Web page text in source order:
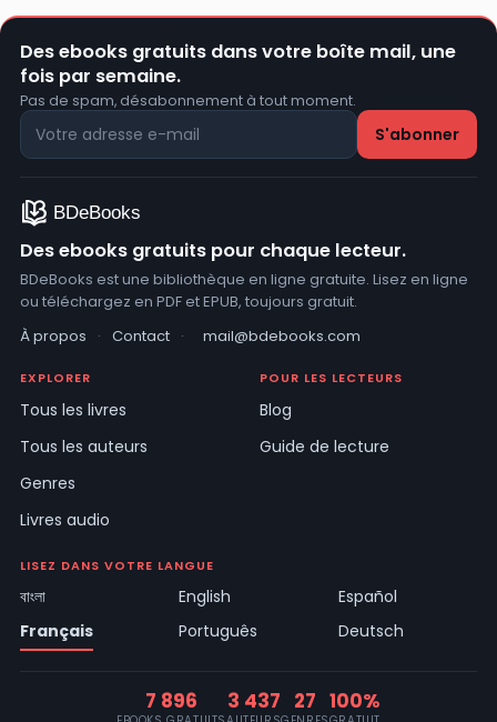
Des ebooks gratuits dans votre boîte mail, une
fois par semaine.
Pas de spam, désabonnement à tout moment.
Des ebooks gratuits pour chaque lecteur.
BDeBooks est une bibliothèque en ligne gratuite. Lisez en ligne
ou téléchargez en PDF et EPUB, toujours gratuit.
À propos
· Contact · mail@bdebooks.com
EXPLORER
Tous les livres
Tous les auteurs
Genres
Livres audio
POUR LES LECTEURS
Blog
Guide de lecture
LISEZ DANS VOTRE LANGUE
বাংলা English
Español
Français
Português Deutsch
7 896 3 437 27 100%